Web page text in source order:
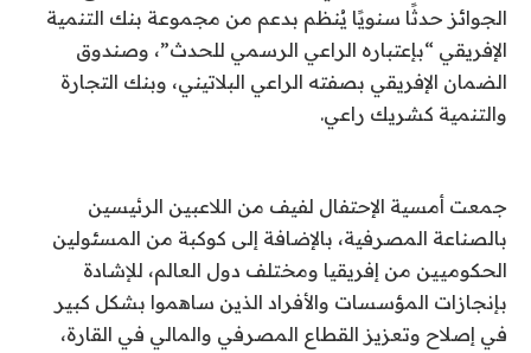
الجوائز حدثًا سنويًا يُنظم بدعم من مجموعة بنك التنمية
الإفريقي “بإعتباره الراعي الرسمي للحدث”، وصندوق
الضمان الإفريقي بصفته الراعي البلاتيني، وبنك التجارة
والتنمية كشريك راعي.
جمعت أمسية الإحتفال لفيف من اللاعبين الرئيسين
بالصناعة المصرفية، بالإضافة إلى كوكبة من المسئولين
الحكوميين من إفريقيا ومختلف دول العالم، للإشادة
بإنجازات المؤسسات والأفراد الذين ساهموا بشكل كبير
في إصلاح وتعزيز القطاع المصرفي والمالي في القارة،